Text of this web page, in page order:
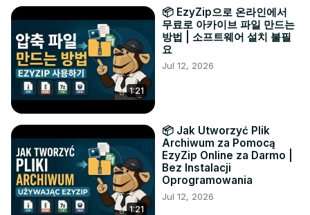
1:21
📦 EzyZip으로 온라인에서
무료로 아카이브 파일 만드는
방법 | 소프트웨어 설치 불필
요
Jul 12, 2026
1:21
📦 Jak Utworzyć Plik
Archiwum za Pomocą
EzyZip Online za Darmo |
Bez Instalacji
Oprogramowania
Jul 12, 2026